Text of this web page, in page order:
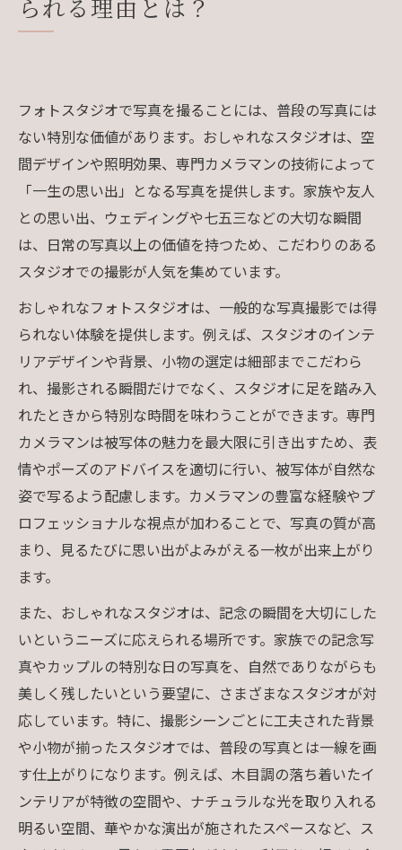
られる理由とは？
フォトスタジオで写真を撮ることには、普段の写真には
ない特別な価値があります。おしゃれなスタジオは、空
間デザインや照明効果、専門カメラマンの技術によって
「一生の思い出」となる写真を提供します。家族や友人
との思い出、ウェディングや七五三などの大切な瞬間
は、日常の写真以上の価値を持つため、こだわりのある
スタジオでの撮影が人気を集めています。
おしゃれなフォトスタジオは、一般的な写真撮影では得
られない体験を提供します。例えば、スタジオのインテ
リアデザインや背景、小物の選定は細部までこだわら
れ、撮影される瞬間だけでなく、スタジオに足を踏み入
れたときから特別な時間を味わうことができます。専門
カメラマンは被写体の魅力を最大限に引き出すため、表
情やポーズのアドバイスを適切に行い、被写体が自然な
姿で写るよう配慮します。カメラマンの豊富な経験やプ
ロフェッショナルな視点が加わることで、写真の質が高
まり、見るたびに思い出がよみがえる一枚が出来上がり
ます。
また、おしゃれなスタジオは、記念の瞬間を大切にした
いというニーズに応えられる場所です。家族での記念写
真やカップルの特別な日の写真を、自然でありながらも
美しく残したいという要望に、さまざまなスタジオが対
応しています。特に、撮影シーンごとに工夫された背景
や小物が揃ったスタジオでは、普段の写真とは一線を画
す仕上がりになります。例えば、木目調の落ち着いたイ
ンテリアが特徴の空間や、ナチュラルな光を取り入れる
明るい空間、華やかな演出が施されたスペースなど、ス